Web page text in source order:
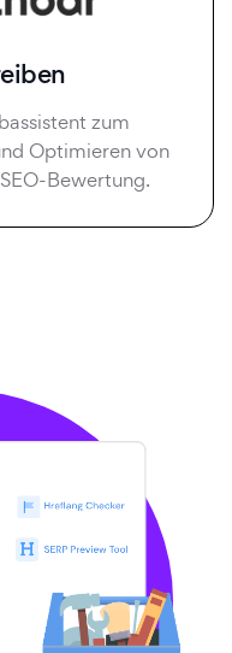
zum
Optimieren von
Bewertung.